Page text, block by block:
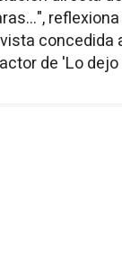
concedida
de 'Lo